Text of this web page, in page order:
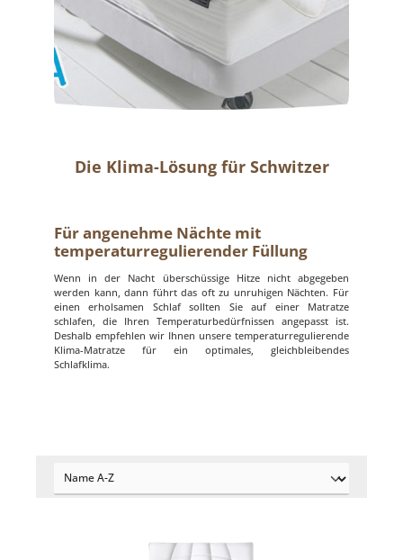
Die Klima-Lösung für Schwitzer
Für angenehme Nächte mit
temperaturregulierender Füllung
Wenn in der Nacht überschüssige Hitze nicht abgegeben
werden kann, dann führt das oft zu unruhigen Nächten. Für
einen erholsamen Schlaf sollten Sie auf einer Matratze
schlafen, die Ihren Temperaturbedürfnissen angepasst ist.
Deshalb empfehlen wir Ihnen unsere temperaturregulierende
Klima-Matratze für ein optimales, gleichbleibendes
Schlafklima.